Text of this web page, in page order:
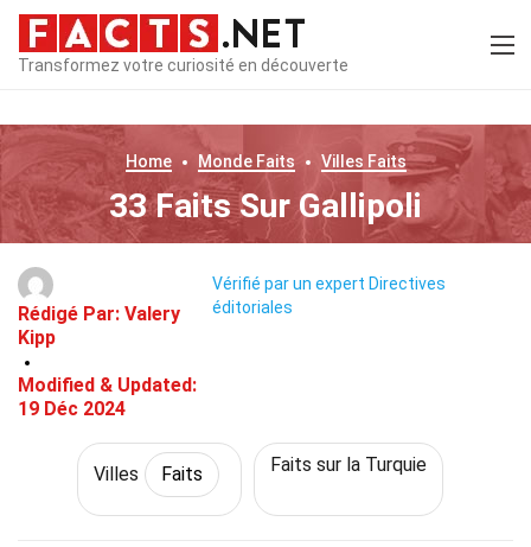
Transformez votre curiosité en découverte
Home MondeFaits Villes Faits
33 Faits Sur Gallipoli
Rédigé Par: Valery
Kipp
Modified & Updated:
19 Déc 2024
Vérifié par un expert Directives
éditoriales
Villes Faits Faits sur la Turquie